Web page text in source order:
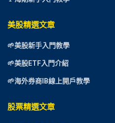
美股精選文章
🌱美股新手入門教學
🌱美股ETF入門介紹
🌱海外券商IB線上開戶教學
股票精選文章